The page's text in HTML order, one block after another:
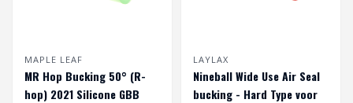
MAPLE LEAF
MR Hop Bucking 50° (R-
hop) 2021 Silicone GBB
LAYLAX
Nineball Wide Use Air Seal
bucking - Hard Type voor